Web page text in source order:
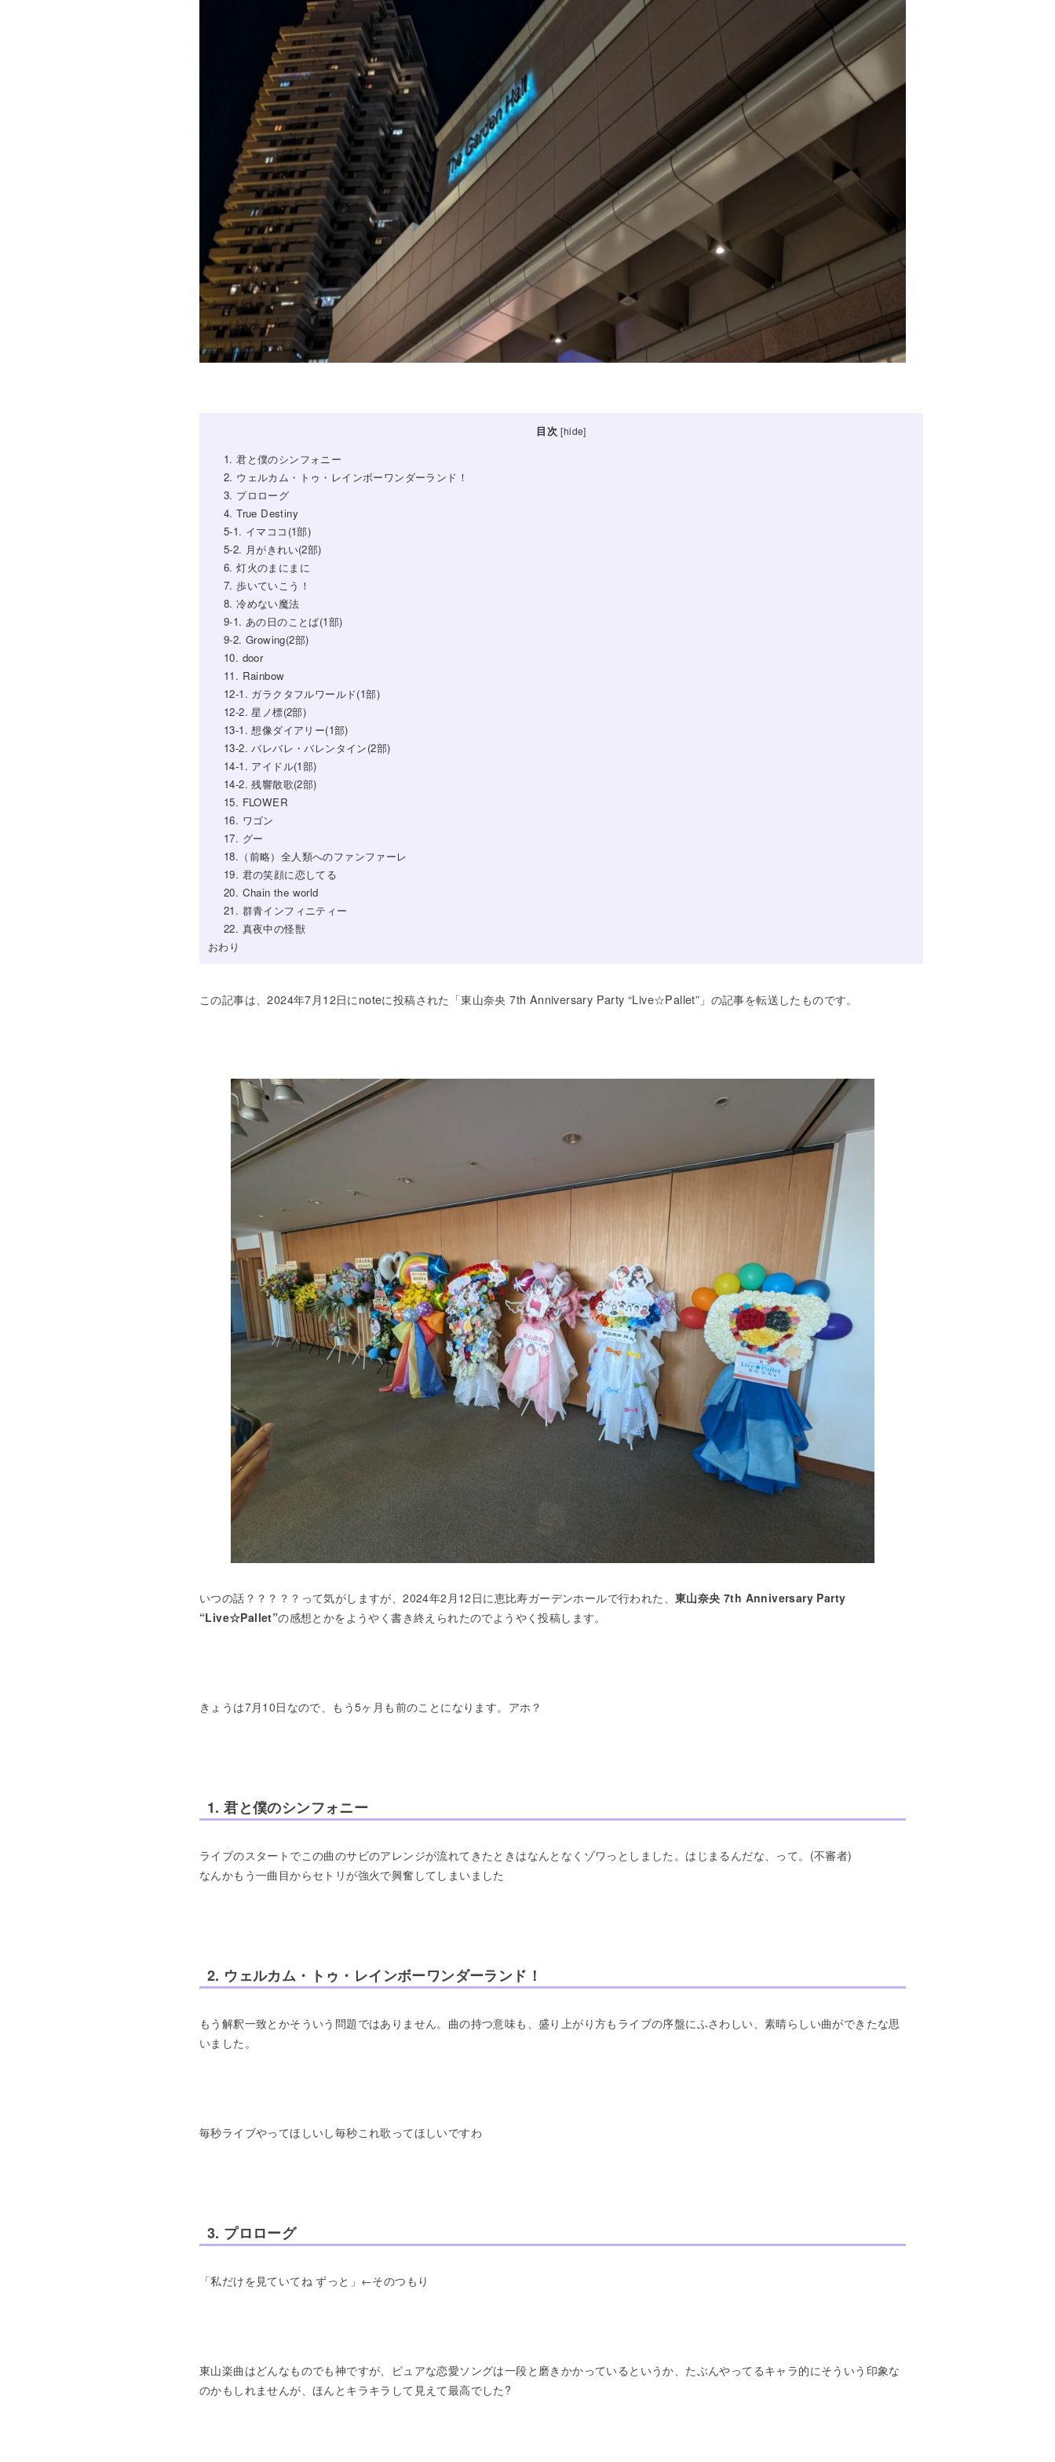
目次 [hide]
1. 君と僕のシンフォニー
2. ウェルカム・トゥ・レインボーワンダーランド！
3. プロローグ
4. True Destiny
5-1. イマココ(1部)
5-2. 月がきれい(2部)
6. 灯火のまにまに
7. 歩いていこう！
8. 冷めない魔法
9-1. あの日のことば(1部)
9-2. Growing(2部)
10. door
11. Rainbow
12-1. ガラクタフルワールド(1部)
12-2. 星ノ標(2部)
13-1. 想像ダイアリー(1部)
13-2. バレバレ・バレンタイン(2部)
14-1. アイドル(1部)
14-2. 残響散歌(2部)
15. FLOWER
16. ワゴン
17. グー
18.（前略）全人類へのファンファーレ
19. 君の笑顔に恋してる
20. Chain the world
21. 群青インフィニティー
22. 真夜中の怪獣
おわり
この記事は、2024年7月12日にnoteに投稿された「東山奈央 7th Anniversary Party “Live☆Pallet”」の記事を転送したものです。
いつの話？？？？？って気がしますが、2024年2月12日に恵比寿ガーデンホールで行われた、 東山奈央 7th Anniversary Party
“Live☆Pallet”の感想とかをようやく書き終えられたのでようやく投稿します。
きょうは7月10日なので、もう5ヶ月も前のことになります。アホ？
1. 君と僕のシンフォニー
ライブのスタートでこの曲のサビのアレンジが流れてきたときはなんとなくゾワっとしました。はじまるんだな、って。(不審者)
なんかもう一曲目からセトリが強火で興奮してしまいました
2. ウェルカム・トゥ・レインボーワンダーランド！
もう解釈一致とかそういう問題ではありません。曲の持つ意味も、盛り上がり方もライブの序盤にふさわしい、素晴らしい曲ができたな思
いました。
毎秒ライブやってほしいし毎秒これ歌ってほしいですわ
3. プロローグ
「私だけを見ていてね ずっと」←そのつもり
東山楽曲はどんなものでも神ですが、ピュアな恋愛ソングは一段と磨きかかっているというか、たぶんやってるキャラ的にそういう印象な
のかもしれませんが、ほんとキラキラして見えて最高でした?